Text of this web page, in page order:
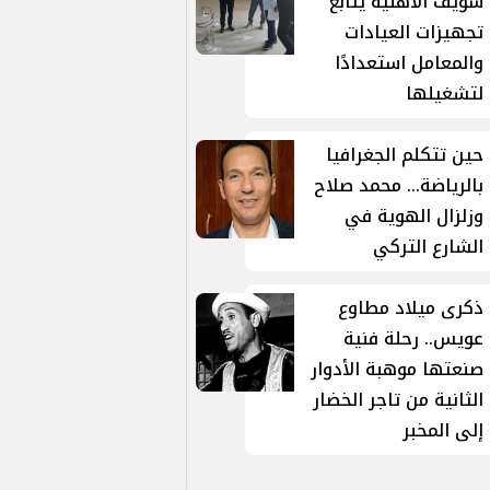
تجهيزات العيادات
والمعامل استعدادًا
لتشغيلها
حين تتكلم الجغرافيا
بالرياضة... محمد صلاح
وزلزال الهوية في
الشارع التركي
ذكرى ميلاد مطاوع
عويس.. رحلة فنية
صنعتها موهبة الأدوار
الثانية من تاجر الخضار
إلى المخبر